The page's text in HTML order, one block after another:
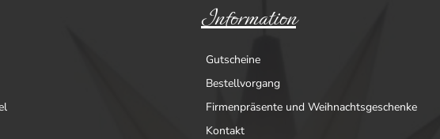
Information
Gutscheine
Bestellvorgang
Firmenpräsente und Weihnachtsgeschenke
Kontakt